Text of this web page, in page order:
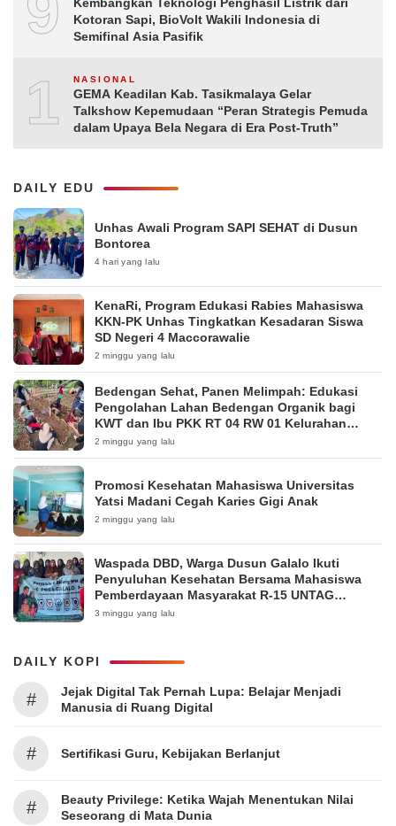
Kotoran Sapi, BioVolt Wakili Indonesia di
Semifinal Asia Pasifik
10NASIONAL
GEMA Keadilan Kab. Tasikmalaya Gelar
Talkshow Kepemudaan “Peran Strategis Pemuda
dalam Upaya Bela Negara di Era Post-Truth”
DAILY EDU
Unhas Awali Program SAPI SEHAT di Dusun
Bontorea
4 hari yang lalu
KenaRi, Program Edukasi Rabies Mahasiswa
KKN-PK Unhas Tingkatkan Kesadaran Siswa
SD Negeri 4 Maccorawalie
2 minggu yang lalu
Bedengan Sehat, Panen Melimpah: Edukasi
Pengolahan Lahan Bedengan Organik bagi
KWT dan Ibu PKK RT 04 RW 01 Kelurahan
Pakintelan
2 minggu yang lalu
Promosi Kesehatan Mahasiswa Universitas
Yatsi Madani Cegah Karies Gigi Anak
2 minggu yang lalu
Waspada DBD, Warga Dusun Galalo Ikuti
Penyuluhan Kesehatan Bersama Mahasiswa
Pemberdayaan Masyarakat R-15 UNTAG
Surabaya 2026
3 minggu yang lalu
DAILY KOPI
#
Jejak Digital Tak Pernah Lupa: Belajar Menjadi
Manusia di Ruang Digital
# Sertifikasi Guru, Kebijakan Berlanjut
#
Beauty Privilege: Ketika Wajah Menentukan Nilai
Seseorang di Mata Dunia